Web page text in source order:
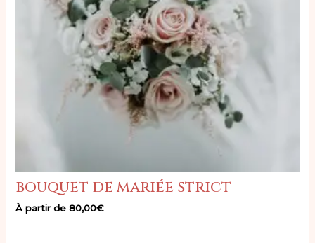
bouquet de mariée strict
À partir de80,00€